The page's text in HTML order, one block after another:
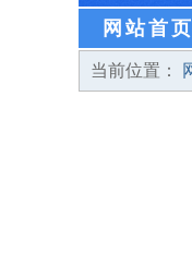
网站首页
当前位置：